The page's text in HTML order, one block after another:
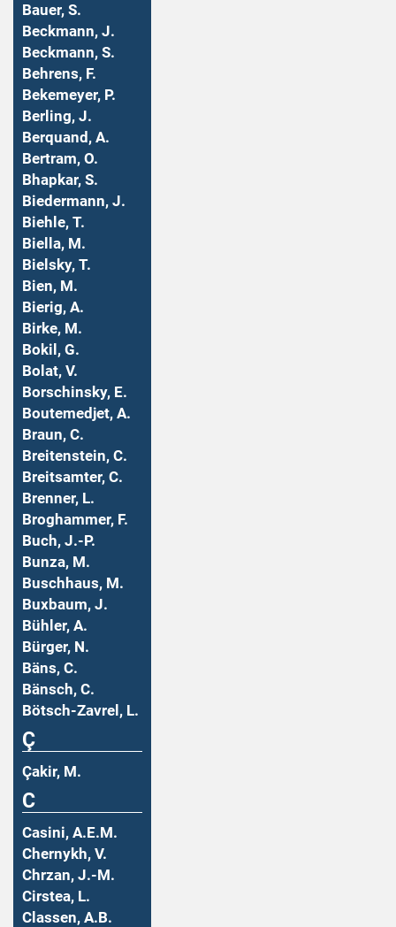
Bauer, S.
Beckmann, J.
Beckmann, S.
Behrens, F.
Bekemeyer, P.
Berling, J.
Berquand, A.
Bertram, O.
Bhapkar, S.
Biedermann, J.
Biehle, T.
Biella, M.
Bielsky, T.
Bien, M.
Bierig, A.
Birke, M.
Bokil, G.
Bolat, V.
Borschinsky, E.
Boutemedjet, A.
Braun, C.
Breitenstein, C.
Breitsamter, C.
Brenner, L.
Broghammer, F.
Buch, J.-P.
Bunza, M.
Buschhaus, M.
Buxbaum, J.
Bühler, A.
Bürger, N.
Bäns, C.
Bänsch, C.
Bötsch-Zavrel, L.
Ç
Çakir, M.
C
Casini, A.E.M.
Chernykh, V.
Chrzan, J.-M.
Cirstea, L.
Classen, A.B.